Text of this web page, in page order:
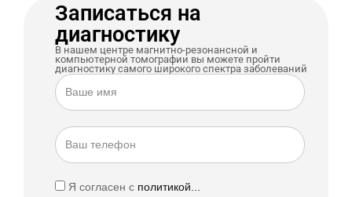
Записаться на
диагностику
В нашем центре магнитно-резонансной и
компьютерной томографии вы можете пройти
диагностику самого широкого спектра заболеваний
Я согласен с политикой...